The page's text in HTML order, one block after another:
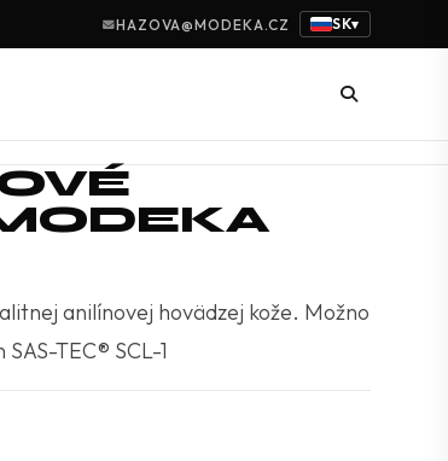
HAZOVA@MODEKA.CZ SK▾
anilínovej hovädzej kože. Možno
TEC® SCL-1